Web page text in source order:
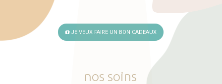
JE VEUX FAIRE UN BON CADEAUX
nos soins